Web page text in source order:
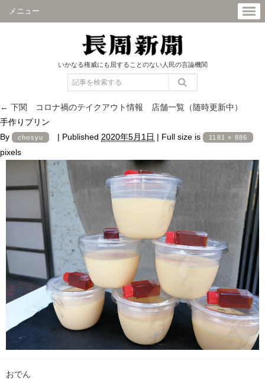
メニュー
いかなる権威にも屈することのない人民の言論機関
← 下関 コロナ禍のテイクアウト情報 店舗一覧（随時更新中）
手作りプリン
By
chosyu | Published 2020年5月1日 | Full size is 1181 × 886
pixels
おでん